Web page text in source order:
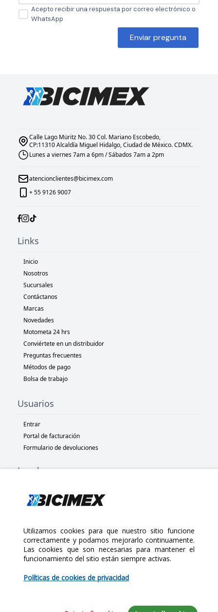
$68,000.00
Acepto recibir una respuesta por correo electrónico o
WhatsApp
Enviar pregunta
Calle Lago Müritz No. 30 Col. Mariano Escobedo,
CP:11310 Alcaldía Miguel Hidalgo, Ciudad de México. CDMX.
Lunes a viernes 7am a 6pm / Sábados 7am a 2pm
atencionclientes@bicimex.com
+ 55 9126 9007
Links
Inicio
Nosotros
Sucursales
Contáctanos
Marcas
Novedades
Motometa 24 hrs
Conviértete en un distribuidor
Preguntas frecuentes
Métodos de pago
Bolsa de trabajo
Usuarios
Entrar
Portal de facturación
Formulario de devoluciones
Legal
Políticas de privacidad
Políticas de devolución
Copyright 2025 Bicimex®. All rights reserved. Today is Jueves,
Agosto 6, 2026
Utilizamos cookies para que nuestro sitio funcione
correctamente y podamos mejorarlo continuamente.
Las cookies que son necesarias para mantener el
funcionamiento del sitio están siempre activas.
Políticas de cookies de privacidad